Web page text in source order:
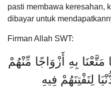
pasti membawa keresahan,
dibayar untuk
Firman Allah SWT:
بِهِ أَزْوَاجًا مِّنْهُمْ
لِنَفْتِنَهُمْ فِيهِ